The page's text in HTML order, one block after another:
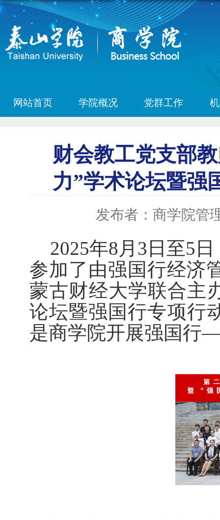
网站首页 学院概况 党群工作
财会教工党支部
力”学术论坛暨
发布者：商学院管
2025年8月3日至5
参加了由强国行经济
蒙古财经大学联合主
论坛暨强国行专项
是商学院开展强国行